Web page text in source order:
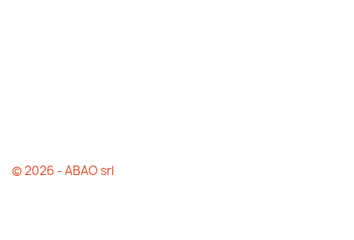
© 2026 - ABAO srl